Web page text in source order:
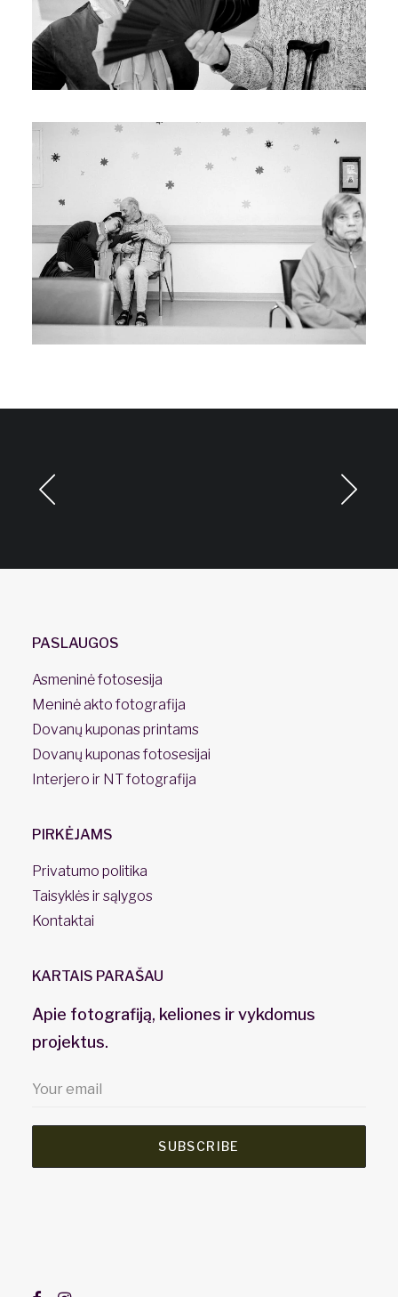
PASLAUGOS
Asmeninė fotosesija
Meninė akto fotografija
Dovanų kuponas printams
Dovanų kuponas fotosesijai
Interjero ir NT fotografija
PIRKĖJAMS
Privatumo politika
Taisyklės ir sąlygos
Kontaktai
KARTAIS PARAŠAU
Apie fotografiją, keliones ir vykdomus
projektus.
SUBSCRIBE